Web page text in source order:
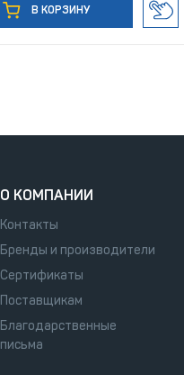
В КОРЗИНУ
О КОМПАНИИ
Контакты
Бренды и производители
Сертификаты
Поставщикам
Благодарственные
письма